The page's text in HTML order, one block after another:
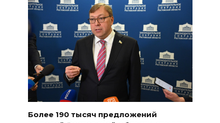
Более 190 тысяч предложений